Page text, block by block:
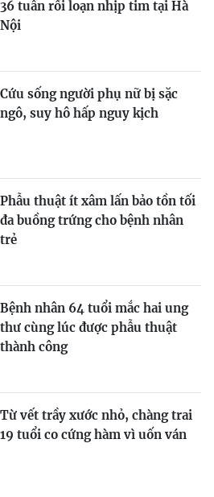
36 tuần rối loạn nhịp tim tại Hà
Nội
Cứu sống người phụ nữ bị sặc
ngô, suy hô hấp nguy kịch
Phẫu thuật ít xâm lấn bảo tồn tối
đa buồng trứng cho bệnh nhân
trẻ
Bệnh nhân 64 tuổi mắc hai ung
thư cùng lúc được phẫu thuật
thành công
Từ vết trầy xước nhỏ, chàng trai
19 tuổi co cứng hàm vì uốn ván